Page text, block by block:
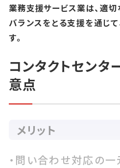
業務支援サービス業は、適
バランスをとる支援を通じ
す。
コンタクトセンタ
意点
メリット
・問い合わせ対応の一